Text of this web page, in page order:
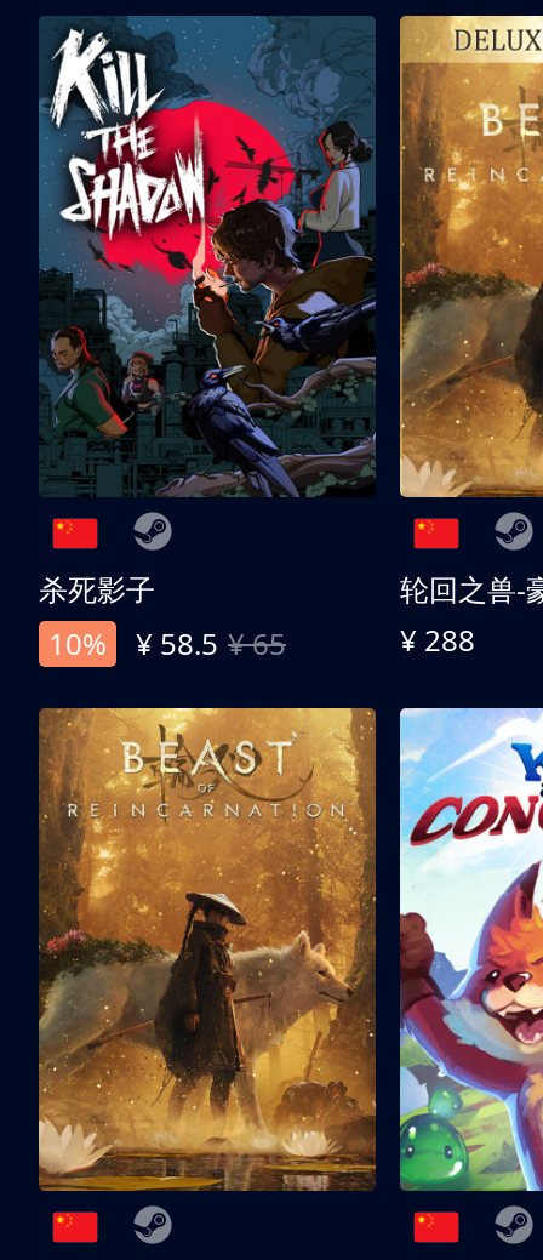
杀死影子
10%
¥ 58.5 ¥ 65
轮回之兽-
¥ 288